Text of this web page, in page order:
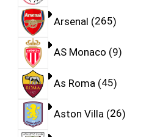
Arsenal 265
AS Monaco 9
As Roma 45
Aston Villa 26